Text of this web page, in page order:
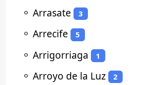
⚬ Arrasate 3
⚬ Arrecife 5
⚬ Arrigorriaga 1
⚬ Arroyo de la Luz 2